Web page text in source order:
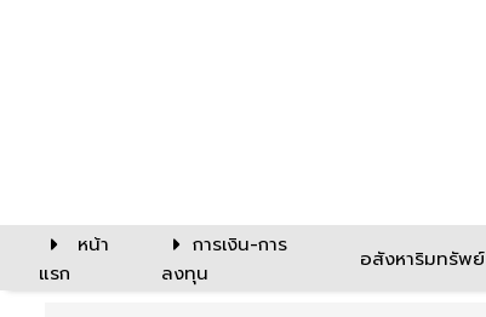
หน้า
แรก
การเงิน-การ
ลงทุน
อสังหาริมทรัพย์